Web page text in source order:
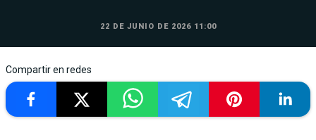
22 DE JUNIO DE 2026 11:00
Compartir en redes